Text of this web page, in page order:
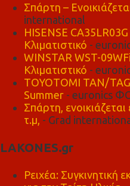
Σπάρτη –
international
HISENSE
Κλιματιστικό -
WINSTAR WST-
Κλιματιστικό -
TOYOTOMI TAN/
Summer - euronics
Σπάρτη,
τ.μ, - Grad
LAKONES.gr
Ρειχέα: Συγκινητική